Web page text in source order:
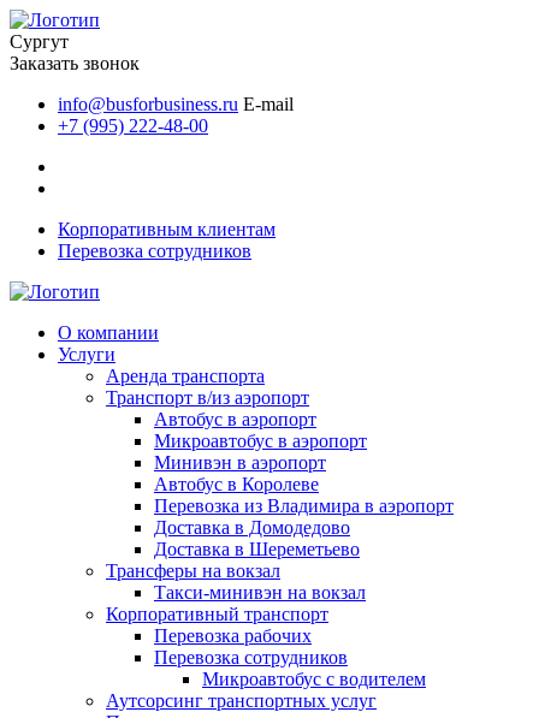
Сургут
Заказать звонок
info@busforbusiness.ru E-mail
+7 (995) 222-48-00
Корпоративным клиентам
Перевозка сотрудников
О компании
Услуги
Аренда транспорта
Транспорт в/из аэропорт
Автобус в аэропорт
Микроавтобус в аэропорт
Минивэн в аэропорт
Автобус в Королеве
Перевозка из Владимира в аэропорт
Доставка в Домодедово
Доставка в Шереметьево
Трансферы на вокзал
Такси-минивэн на вокзал
Корпоративный транспорт
Перевозка рабочих
Перевозка сотрудников
Микроавтобус с водителем
Аутсорсинг транспортных услуг